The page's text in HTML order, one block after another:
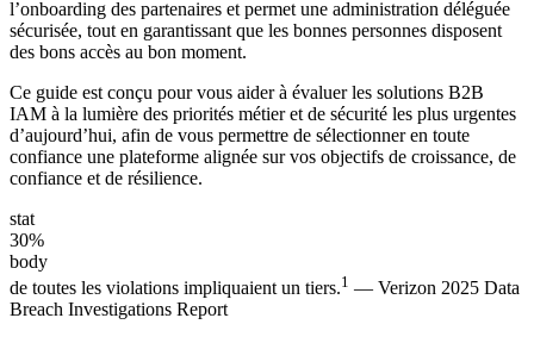
l’onboarding des partenaires et permet une administration déléguée
sécurisée, tout en garantissant que les bonnes personnes disposent
des bons accès au bon moment.
Ce guide est conçu pour vous aider à évaluer les solutions B2B
IAM à la lumière des priorités métier et de sécurité les plus urgentes
d’aujourd’hui, afin de vous permettre de sélectionner en toute
confiance une plateforme alignée sur vos objectifs de croissance, de
confiance et de résilience.
stat
30%
body
de toutes les violations impliquaient un tiers.1 — Verizon 2025 Data
Breach Investigations Report